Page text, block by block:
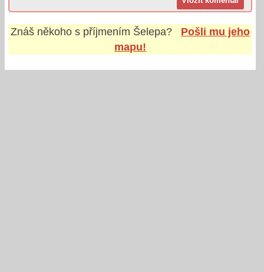
Znáš někoho s příjmením Šelepa?
Pošli mu jeho
mapu!